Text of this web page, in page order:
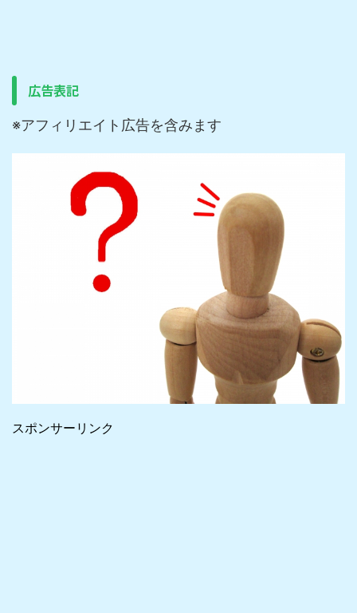
広告表記
※アフィリエイト広告を含みます
スポンサーリンク